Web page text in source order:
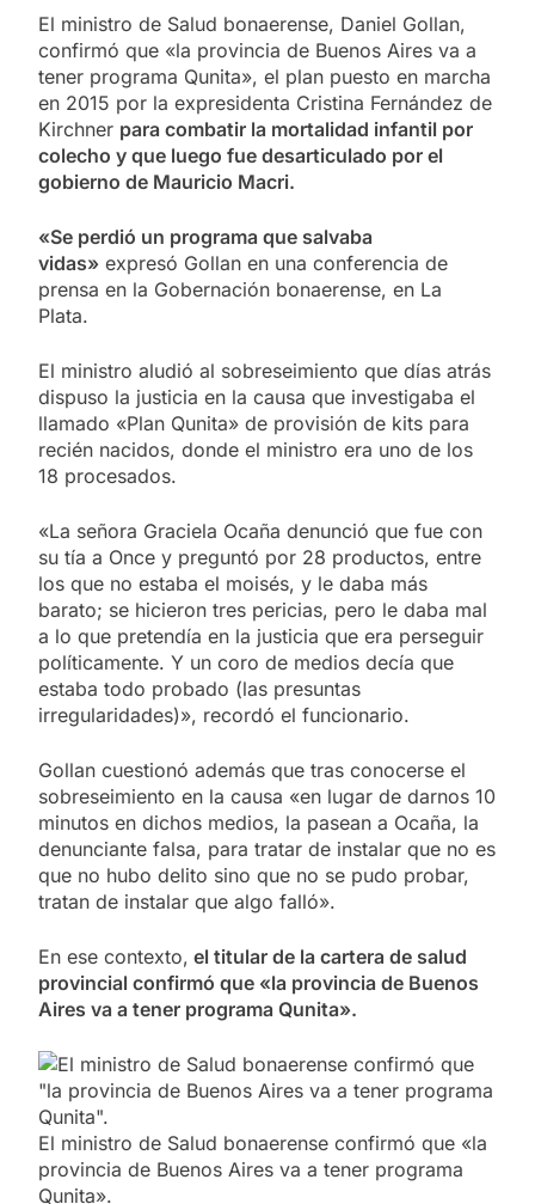
El ministro de Salud bonaerense, Daniel Gollan,
confirmó que «la provincia de Buenos Aires va a
tener programa Qunita», el plan puesto en marcha
en 2015 por la expresidenta Cristina Fernández de
Kirchner para combatir la mortalidad infantil por
colecho y que luego fue desarticulado por el
gobierno de Mauricio Macri.
«Se perdió un programa que salvaba
vidas» expresó Gollan en una conferencia de
prensa en la Gobernación bonaerense, en La
Plata.
El ministro aludió al sobreseimiento que días atrás
dispuso la justicia en la causa que investigaba el
llamado «Plan Qunita» de provisión de kits para
recién nacidos, donde el ministro era uno de los
18 procesados.
«La señora Graciela Ocaña denunció que fue con
su tía a Once y preguntó por 28 productos, entre
los que no estaba el moisés, y le daba más
barato; se hicieron tres pericias, pero le daba mal
a lo que pretendía en la justicia que era perseguir
políticamente. Y un coro de medios decía que
estaba todo probado (las presuntas
irregularidades)», recordó el funcionario.
Gollan cuestionó además que tras conocerse el
sobreseimiento en la causa «en lugar de darnos 10
minutos en dichos medios, la pasean a Ocaña, la
denunciante falsa, para tratar de instalar que no es
que no hubo delito sino que no se pudo probar,
tratan de instalar que algo falló».
En ese contexto, el titular de la cartera de salud
provincial confirmó que «la provincia de Buenos
Aires va a tener programa Qunita».
El ministro de Salud bonaerense confirmó que «la
provincia de Buenos Aires va a tener programa
Qunita».